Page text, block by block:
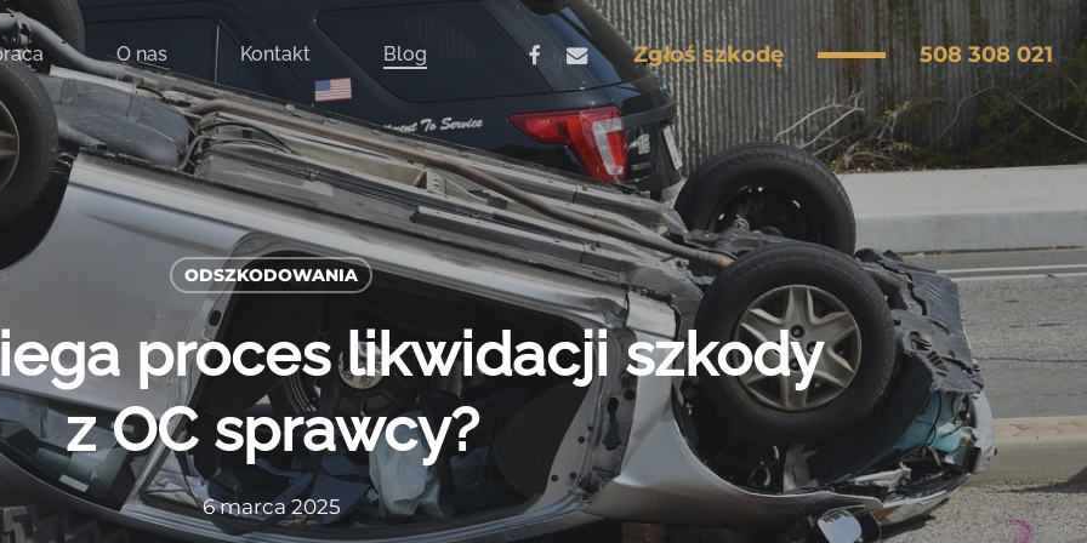
O nas Kontakt Blog Zgłoś szkodę 508 308 021
facebook
email
ODSZKODOWANIA
proces likwidacji szkody
z OC sprawcy?
6 marca 2025